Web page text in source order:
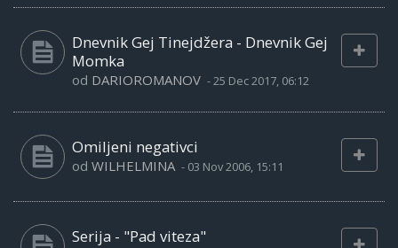
Dnevnik Gej Tinejdžera - Dnevnik Gej
Momka
od DARIOROMANOV -25 Dec 2017, 06:12
Omiljeni negativci
od WILHELMINA - 03 Nov 2006, 15:11
Serija - "Pad viteza"